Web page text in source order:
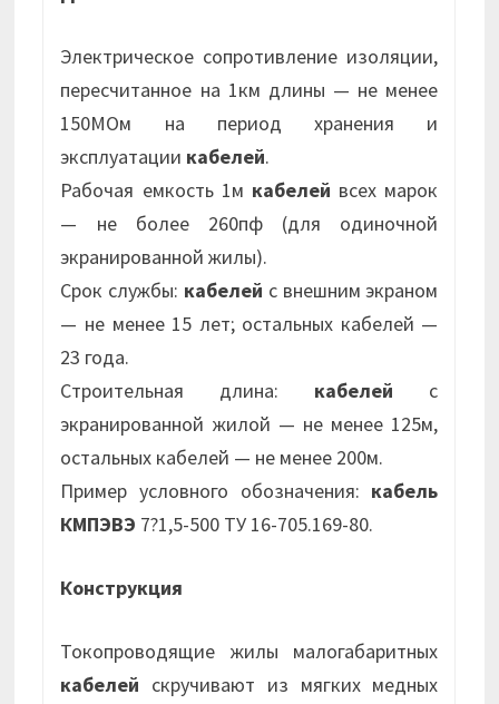
Электрическое сопротивление изоляции,
пересчитанное на 1км длины — не менее
150МОм на период хранения и
эксплуатации кабелей.
Рабочая емкость 1м кабелей всех марок
— не более 260пф (для одиночной
экранированной жилы).
Срок службы: кабелей с внешним экраном
— не менее 15 лет; остальных кабелей —
23 года.
Строительная длина: кабелей с
экранированной жилой — не менее 125м,
остальных кабелей — не менее 200м.
Пример условного обозначения: кабель
КМПЭВЭ 7?1,5-500 ТУ 16-705.169-80.
Конструкция
Токопроводящие жилы малогабаритных
кабелей скручивают из мягких медных